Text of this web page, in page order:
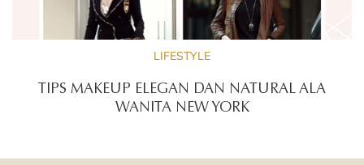
LIFESTYLE
TIPS MAKEUP ELEGAN DAN NATURAL ALA
WANITA NEW YORK